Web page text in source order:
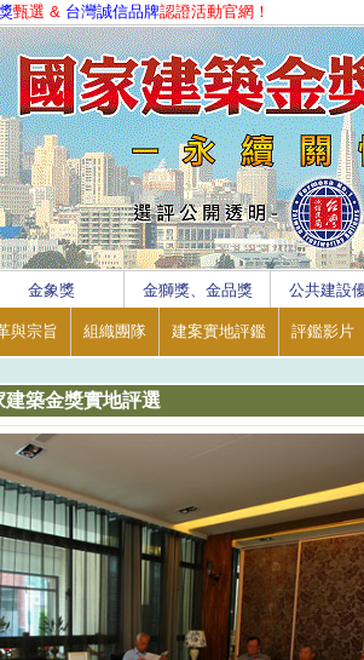
甄選 & 台灣誠信品牌認證活動官網！
金象獎 金獅獎、金品獎 公共建設
與宗旨 組織團隊 建案實地評鑑 評鑑影片
築金獎實地評選